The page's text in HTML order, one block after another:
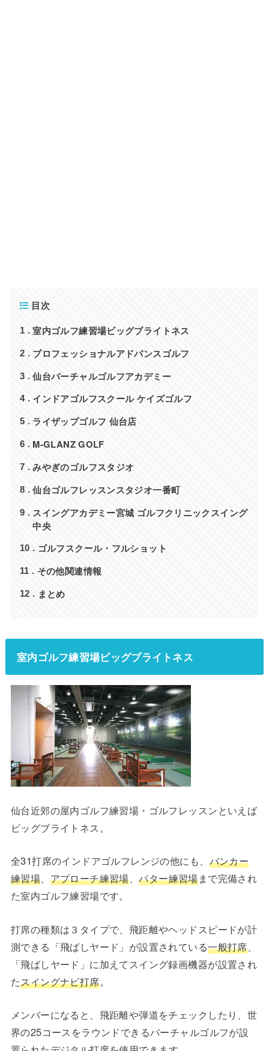
目次
1 室内ゴルフ練習場ビッグブライトネス
2 プロフェッショナルアドバンスゴルフ
3 仙台バーチャルゴルフアカデミー
4 インドアゴルフスクール ケイズゴルフ
5 ライザップゴルフ 仙台店
6 M-GLANZ GOLF
7 みやぎのゴルフスタジオ
8 仙台ゴルフレッスンスタジオ一番町
9
スイングアカデミー宮城 ゴルフクリニックスイング
中央
10 ゴルフスクール・フルショット
11 その他関連情報
12 まとめ
室内ゴルフ練習場ビッグブライトネス
仙台近郊の屋内ゴルフ練習場・ゴルフレッスンといえば
ビッグブライトネス。
全31打席のインドアゴルフレンジの他にも、 バンカー
練習場、 アプローチ練習場、パター練習場まで完備され
た室内ゴルフ練習場です。
打席の種類は３タイプで、飛距離やヘッドスピードが計
測できる「飛ばしヤード」が設置されている一般打席、
「飛ばしヤード」に加えてスイング録画機器が設置され
たスイングナビ打席。
メンバーになると、飛距離や弾道をチェックしたり、世
界の25コースをラウンドできるバーチャルゴルフが設